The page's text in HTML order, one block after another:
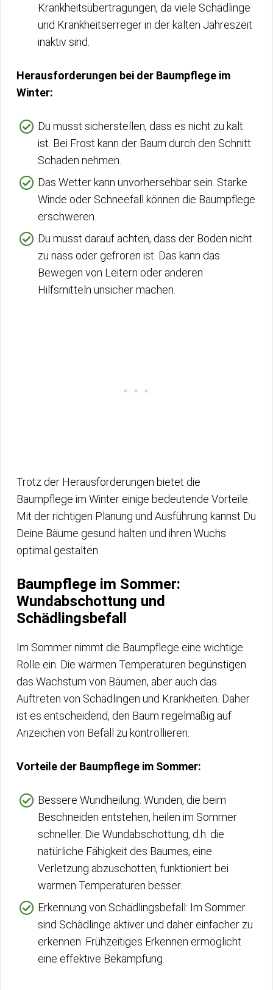
Krankheitsübertragungen, da viele Schädlinge
und Krankheitserreger in der kalten Jahreszeit
inaktiv sind.
Herausforderungen bei der Baumpflege im
Winter:
Du musst sicherstellen, dass es nicht zu kalt
ist. Bei Frost kann der Baum durch den Schnitt
Schaden nehmen.
Das Wetter kann unvorhersehbar sein. Starke
Winde oder Schneefall können die Baumpflege
erschweren.
Du musst darauf achten, dass der Boden nicht
zu nass oder gefroren ist. Das kann das
Bewegen von Leitern oder anderen
Hilfsmitteln unsicher machen.
Trotz der Herausforderungen bietet die
Baumpflege im Winter einige bedeutende Vorteile.
Mit der richtigen Planung und Ausführung kannst Du
Deine Bäume gesund halten und ihren Wuchs
optimal gestalten.
Baumpflege im Sommer:
Wundabschottung und
Schädlingsbefall
Im Sommer nimmt die Baumpflege eine wichtige
Rolle ein. Die warmen Temperaturen begünstigen
das Wachstum von Bäumen, aber auch das
Auftreten von Schädlingen und Krankheiten. Daher
ist es entscheidend, den Baum regelmäßig auf
Anzeichen von Befall zu kontrollieren.
Vorteile der Baumpflege im Sommer:
Bessere Wundheilung: Wunden, die beim
Beschneiden entstehen, heilen im Sommer
schneller. Die Wundabschottung, d.h. die
natürliche Fähigkeit des Baumes, eine
Verletzung abzuschotten, funktioniert bei
warmen Temperaturen besser.
Erkennung von Schädlingsbefall: Im Sommer
sind Schädlinge aktiver und daher einfacher zu
erkennen. Frühzeitiges Erkennen ermöglicht
eine effektive Bekämpfung.